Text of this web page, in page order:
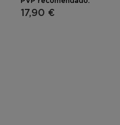
17,90 €